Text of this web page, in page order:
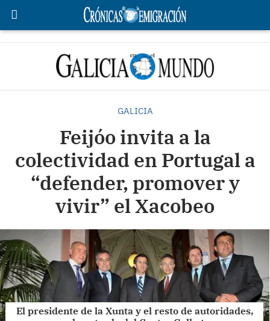
GALICIA
Feijóo invita a la
colectividad en Portugal a
“defender, promover y
vivir” el Xacobeo
El presidente de la Xunta y el resto de autoridades,